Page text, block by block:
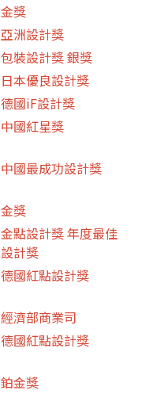
金獎
亞洲設計獎
包裝設計獎 銀獎
日本優良設計獎
德國iF設計獎
中國紅星獎
中國最成功設計獎
金獎
金點設計獎 年度最佳
設計獎
德國紅點設計獎
經濟部商業司
德國紅點設計獎
鉑金獎